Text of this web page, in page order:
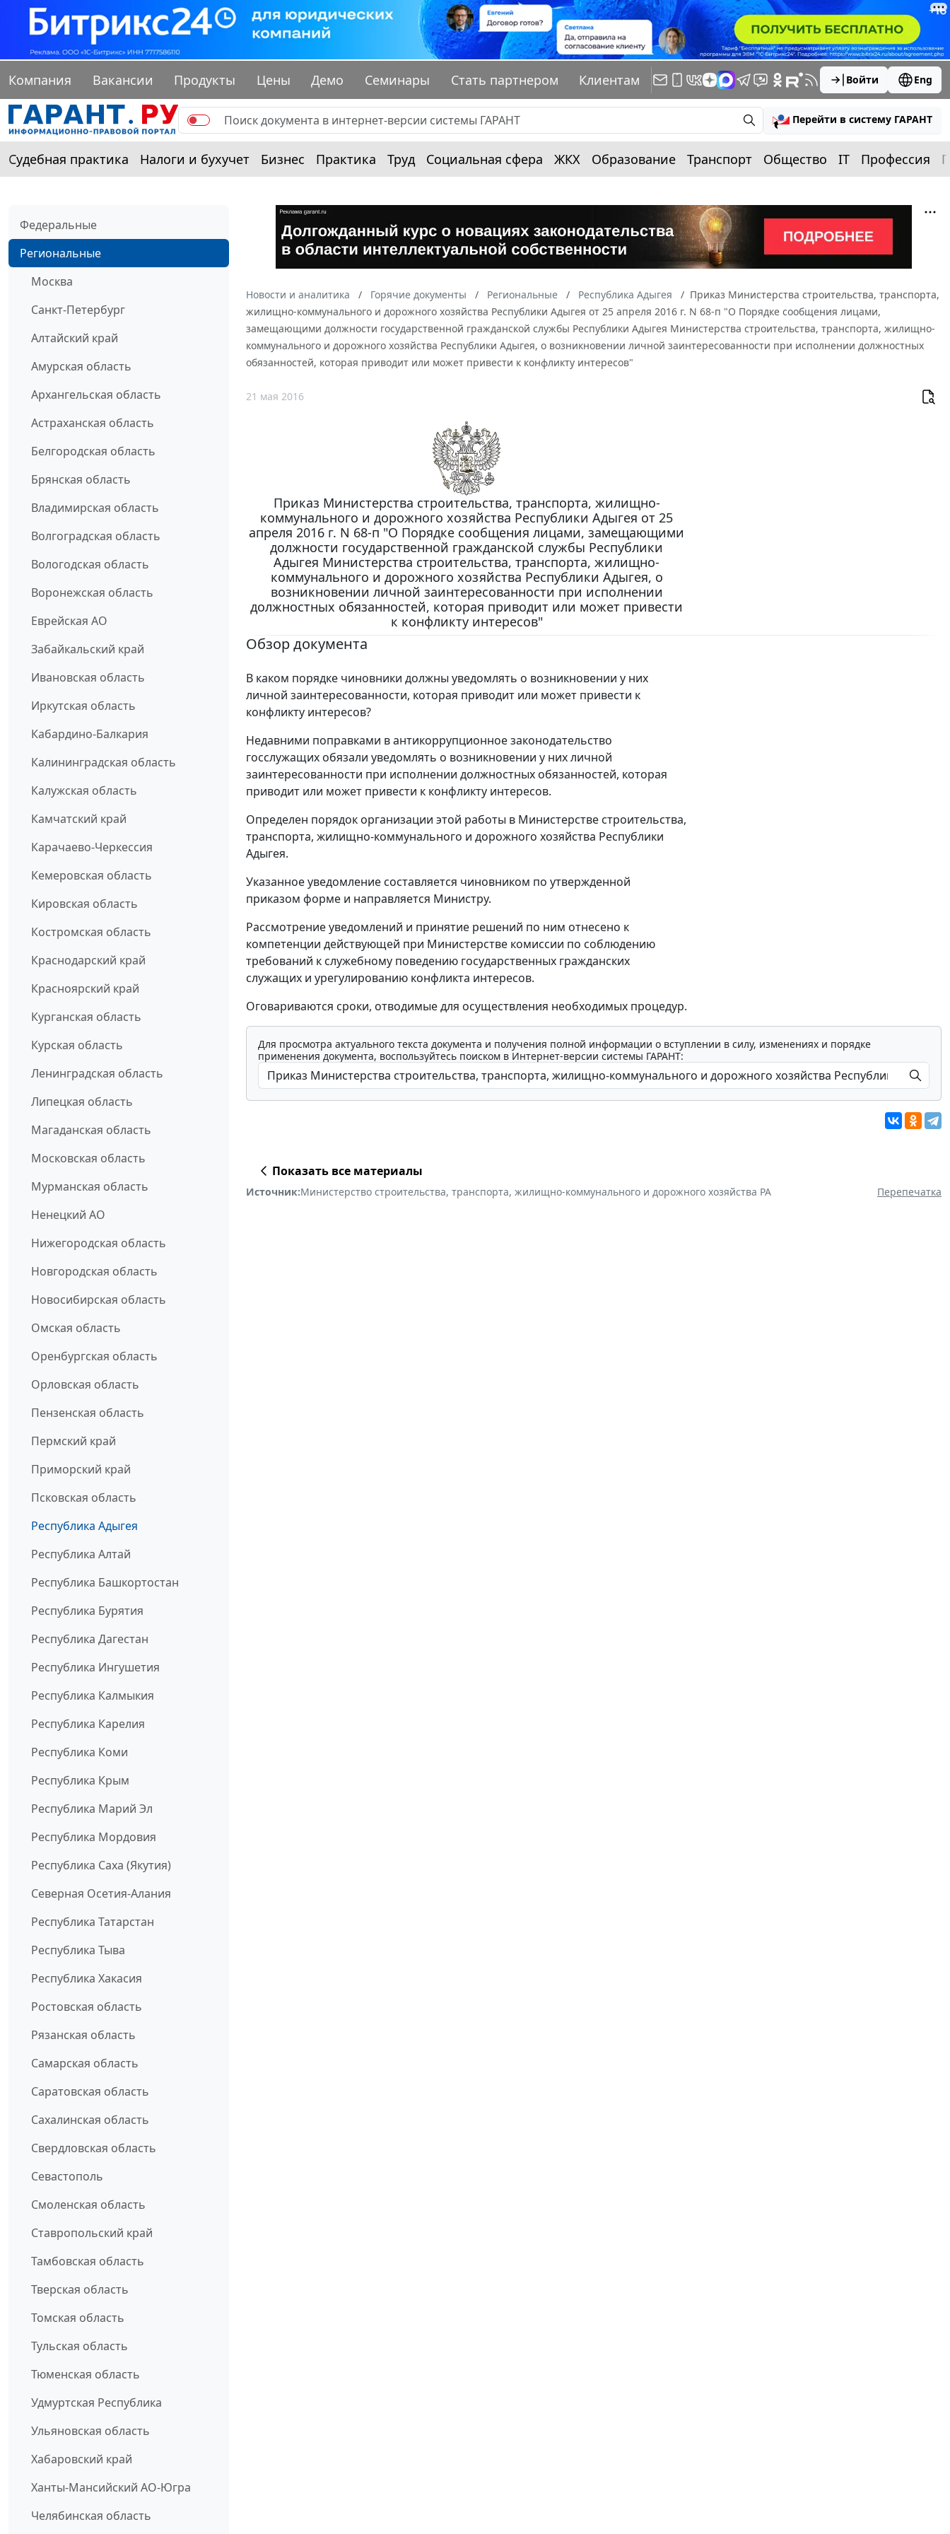
Компания Вакансии Продукты Цены Демо Семинары Стать партнером Клиентам Войти Eng
Перейти в систему ГАРАНТ
Судебная практика Налоги и бухучет Бизнес Практика Труд Социальная сфера ЖКХ Образование Транспорт Общество IT Профессия
Федеральные
Региональные
Москва
Санкт-Петербург
Алтайский край
Амурская область
Архангельская область
Астраханская область
Белгородская область
Брянская область
Владимирская область
Волгоградская область
Вологодская область
Воронежская область
Еврейская АО
Забайкальский край
Ивановская область
Иркутская область
Кабардино-Балкария
Калининградская область
Калужская область
Камчатский край
Карачаево-Черкессия
Кемеровская область
Кировская область
Костромская область
Краснодарский край
Красноярский край
Курганская область
Курская область
Ленинградская область
Липецкая область
Магаданская область
Московская область
Мурманская область
Ненецкий АО
Нижегородская область
Новгородская область
Новосибирская область
Омская область
Оренбургская область
Орловская область
Пензенская область
Пермский край
Приморский край
Псковская область
Республика Адыгея
Республика Алтай
Республика Башкортостан
Республика Бурятия
Республика Дагестан
Республика Ингушетия
Республика Калмыкия
Республика Карелия
Республика Коми
Республика Крым
Республика Марий Эл
Республика Мордовия
Республика Саха (Якутия)
Северная Осетия-Алания
Республика Татарстан
Республика Тыва
Республика Хакасия
Ростовская область
Рязанская область
Самарская область
Саратовская область
Сахалинская область
Свердловская область
Севастополь
Смоленская область
Ставропольский край
Тамбовская область
Тверская область
Томская область
Тульская область
Тюменская область
Удмуртская Республика
Ульяновская область
Хабаровский край
Ханты-Мансийский АО-Югра
Челябинская область
Новости и аналитика Горячие документы Региональные Республика Адыгея
Приказ Министерства строительства, транспорта,
жилищно-коммунального и дорожного хозяйства Республики Адыгея от 25 апреля 2016 г. N 68-п "О Порядке сообщения лицами,
замещающими должности государственной гражданской службы Республики Адыгея Министерства строительства, транспорта, жилищно-
коммунального и дорожного хозяйства Республики Адыгея, о возникновении личной заинтересованности при исполнении должностных
обязанностей, которая приводит или может привести к конфликту интересов"
21 мая 2016
Приказ Министерства строительства, транспорта, жилищно-
коммунального и дорожного хозяйства Республики Адыгея от 25
апреля 2016 г. N 68-п "О Порядке сообщения лицами, замещающими
должности государственной гражданской службы Республики
Адыгея Министерства строительства, транспорта, жилищно-
коммунального и дорожного хозяйства Республики Адыгея, о
возникновении личной заинтересованности при исполнении
должностных обязанностей, которая приводит или может привести
к конфликту интересов"
Обзор документа
В каком порядке чиновники должны уведомлять о возникновении у них
личной заинтересованности, которая приводит или может привести к
конфликту интересов?
Недавними поправками в антикоррупционное законодательство
госслужащих обязали уведомлять о возникновении у них личной
заинтересованности при исполнении должностных обязанностей, которая
приводит или может привести к конфликту интересов.
Определен порядок организации этой работы в Министерстве строительства,
транспорта, жилищно-коммунального и дорожного хозяйства Республики
Адыгея.
Указанное уведомление составляется чиновником по утвержденной
приказом форме и направляется Министру.
Рассмотрение уведомлений и принятие решений по ним отнесено к
компетенции действующей при Министерстве комиссии по соблюдению
требований к служебному поведению государственных гражданских
служащих и урегулированию конфликта интересов.
Оговариваются сроки, отводимые для осуществления необходимых процедур.
Для просмотра актуального текста документа и получения полной информации о вступлении в силу, изменениях и порядке
применения документа, воспользуйтесь поиском в Интернет-версии системы ГАРАНТ:
Показать все материалы
Источник:Министерство строительства, транспорта, жилищно-коммунального и дорожного хозяйства РА Перепечатка